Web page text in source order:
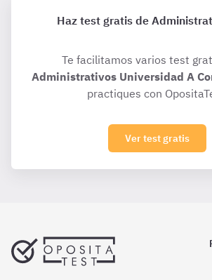
Haz test gratis de
Te facilitamos varios test
Administrativos Universidad A
practiques con
Ver test gratis